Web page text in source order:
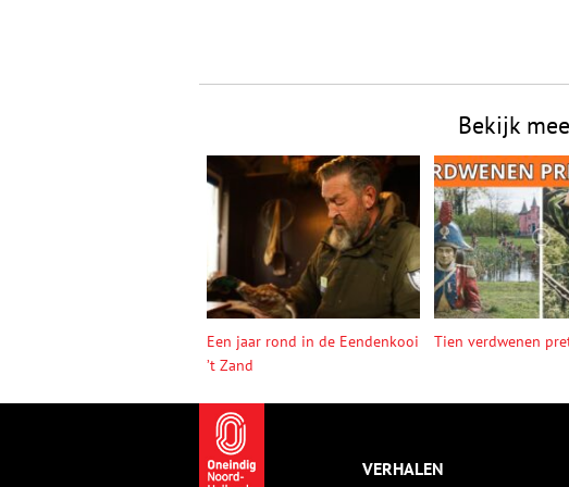
Bekijk
Een jaar rond in de Eendenkooi
’t Zand
Tien verdwenen
VERHALEN